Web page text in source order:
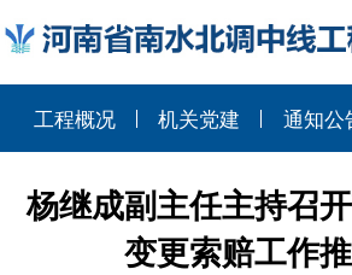
工程概况 机关党建 通知公
杨继成副主任主持召
变更索赔工作